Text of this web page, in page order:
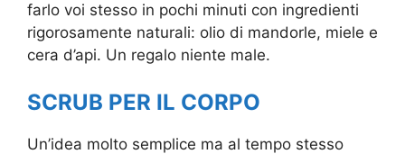
farlo voi stesso in pochi minuti con ingredienti
rigorosamente naturali: olio di mandorle, miele e
cera d’api. Un regalo niente male.
SCRUB PER IL CORPO
Un’idea molto semplice ma al tempo stesso